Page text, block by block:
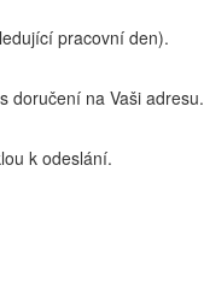
pracovní den).
doručení na Vaši adresu.
k odeslání.